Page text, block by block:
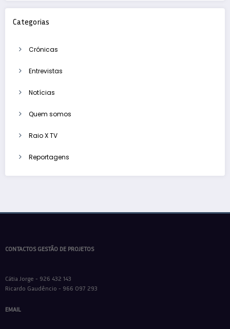
Categorias
Crónicas
Entrevistas
Notícias
Quem somos
Raio X TV
Reportagens
CONTACTOS GESTÃO DE PROJETOS
Cátia Jorge - 926 432 143
Ricardo Gaudêncio - 966 097 293
EMAIL